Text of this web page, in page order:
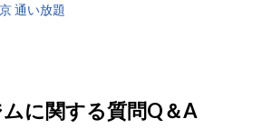
通い放題
に関する質問Q＆A